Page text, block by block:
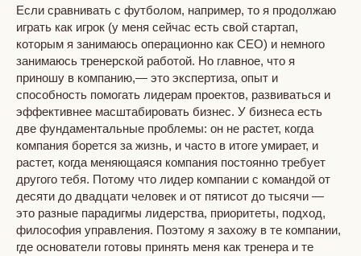
Если сравнивать с футболом, например, то я продолжаю
играть как игрок (у меня сейчас есть свой стартап,
которым я занимаюсь операционно как CEO) и немного
занимаюсь тренерской работой. Но главное, что я
приношу в компанию,— это экспертиза, опыт и
способность помогать лидерам проектов, развиваться и
эффективнее масштабировать бизнес. У бизнеса есть
две фундаментальные проблемы: он не растет, когда
компания борется за жизнь, и часто в итоге умирает, и
растет, когда меняющаяся компания постоянно требует
другого тебя. Потому что лидер компании с командой от
десяти до двадцати человек и от пятисот до тысячи —
это разные парадигмы лидерства, приоритеты, подход,
философия управления. Поэтому я захожу в те компании,
где основатели готовы принять меня как тренера и те